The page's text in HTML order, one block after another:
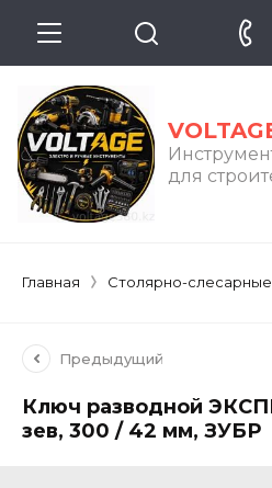
для
Главная Столярно-
Предыдущий
Ключ разводной
зев, 300 / 42 мм, ЗУБР